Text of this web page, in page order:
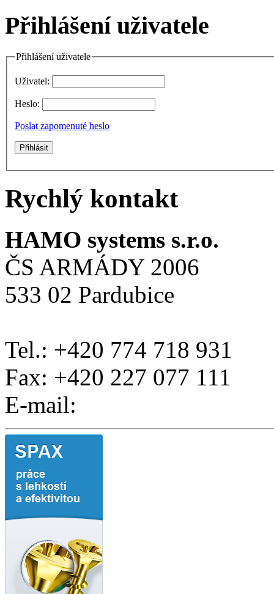
Přihlášení uživatele
Přihlášení uživatele
Uživatel:
Heslo:
Poslat zapomenuté heslo
Rychlý kontakt
HAMO systems s.r.o.
ČS ARMÁDY 2006
533 02 Pardubice
Tel.: +420 774 718 931
Fax: +420 227 077 111
E-mail: